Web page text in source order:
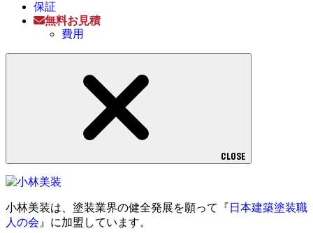
保証
無料お見積
費用
CLOSE
小林美装は、塗装業界の健全発展を願って『 日本建築塗装職
人の会 』に加盟しています。